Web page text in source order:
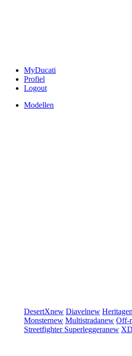
MyDucati
Profiel
Logout
Modellen
DesertXnew Diavelnew Heritage
Monsternew Multistradanew Off-
Streetfighter Superleggeranew